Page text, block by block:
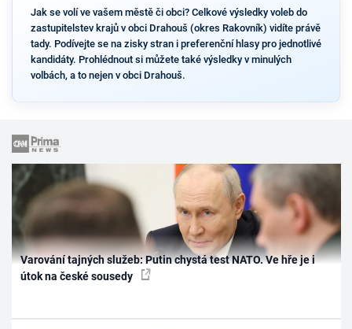
Jak se volí ve vašem městě či obci? Celkové výsledky voleb do
zastupitelstev krajů v obci Drahouš (okres Rakovník) vidíte právě
tady. Podívejte se na zisky stran i preferenční hlasy pro jednotlivé
kandidáty. Prohlédnout si můžete také výsledky v minulých
volbách, a to nejen v obci Drahouš.
Varování tajných služeb: Putin chystá test NATO. Ve hře je i
útok na české sousedy